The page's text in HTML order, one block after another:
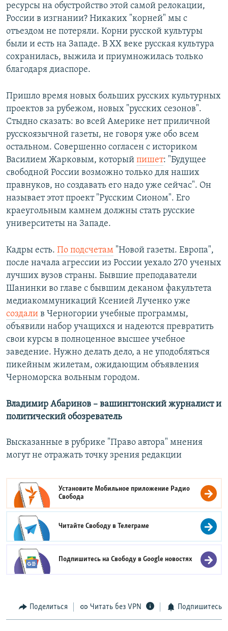
ресурсы на обустройство этой самой релокации,
России в изгнании? Никаких "корней" мы с
отъездом не потеряли. Корни русской культуры
были и есть на Западе. В ХХ веке русская культура
сохранилась, выжила и приумножилась только
благодаря диаспоре.
Пришло время новых больших русских культурных
проектов за рубежом, новых "русских сезонов".
Стыдно сказать: во всей Америке нет приличной
русскоязычной газеты, не говоря уже обо всем
остальном. Совершенно согласен с историком
Василием Жарковым, который пишет: "Будущее
свободной России возможно только для наших
правнуков, но создавать его надо уже сейчас". Он
называет этот проект "Русским Сионом". Его
краеугольным камнем должны стать русские
университеты на Западе.
Кадры есть. По подсчетам "Новой газеты. Европа",
после начала агрессии из России уехало 270 ученых
лучших вузов страны. Бывшие преподаватели
Шанинки во главе с бывшим деканом факультета
медиакоммуникаций Ксенией Лученко уже
создали в Черногории учебные программы,
объявили набор учащихся и надеются превратить
свои курсы в полноценное высшее учебное
заведение. Нужно делать дело, а не уподобляться
пикейным жилетам, ожидающим объявления
Черноморска вольным городом.
Владимир Абаринов – вашингтонский журналист и
политический обозреватель
Высказанные в рубрике "Право автора" мнения
могут не отражать точку зрения редакции
Установите Мобильное приложение Радио
Свобода
Читайте Свободу вТелеграме
Подпишитесь на Свободу вGoogle новостях
Поделиться Читать без VPN Подпишитесь